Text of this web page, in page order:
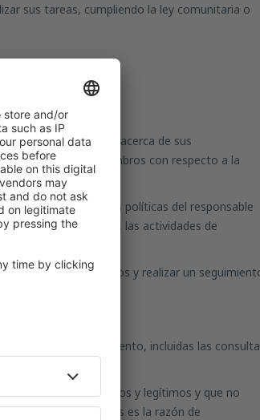
sus tareas, cumpliendo la ley comunitaria o
de datos personales acerca de sus
o de sus países miembros con respecto a la
miembros y de las políticas del responsable
responsabilidades, las actividades de
asociadas;
la protección de datos y realizar un
con el procesamiento, incluidas las
pertinente.
concretos, expresos y legítimos y que no
de los datos es la razón de